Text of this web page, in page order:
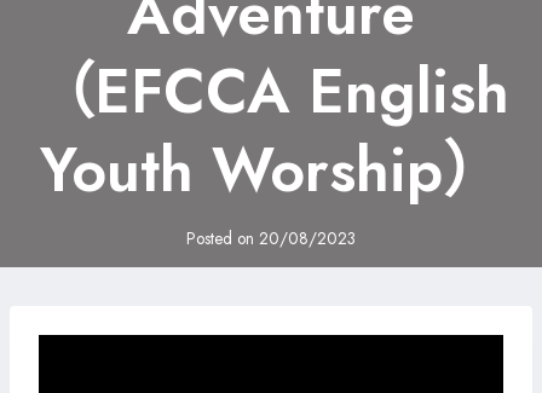
（EFCCA English
Youth Worship）
Posted on 20/08/2023